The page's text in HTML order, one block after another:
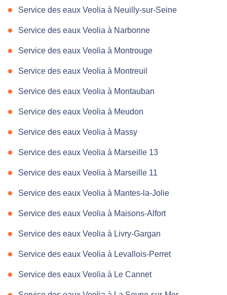
Service des eaux Veolia à Neuilly-sur-Seine
Service des eaux Veolia à Narbonne
Service des eaux Veolia à Montrouge
Service des eaux Veolia à Montreuil
Service des eaux Veolia à Montauban
Service des eaux Veolia à Meudon
Service des eaux Veolia à Massy
Service des eaux Veolia à Marseille 13
Service des eaux Veolia à Marseille 11
Service des eaux Veolia à Mantes-la-Jolie
Service des eaux Veolia à Maisons-Alfort
Service des eaux Veolia à Livry-Gargan
Service des eaux Veolia à Levallois-Perret
Service des eaux Veolia à Le Cannet